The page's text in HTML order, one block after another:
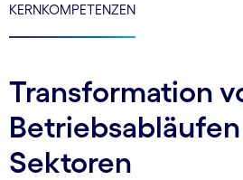
KERNKOMPETENZEN
Transformation
Sektoren